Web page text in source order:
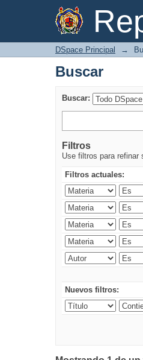
Buscar
DSpace Principal →
Buscar
Buscar:
Filtros
Use filtros para refinar
Filtros actuales:
Nuevos filtros: